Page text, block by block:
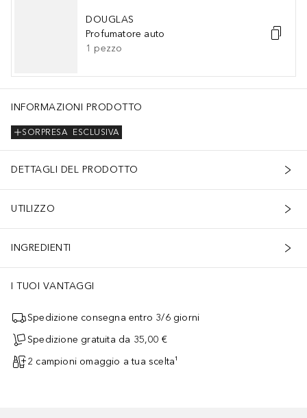
DOUGLAS
Profumatore auto
1 pezzo
INFORMAZIONI PRODOTTO
ESCLUSIVA
SORPRESA
DETTAGLI DEL PRODOTTO
UTILIZZO
INGREDIENTI
I TUOI VANTAGGI
Spedizione consegna entro 3/6 giorni
Spedizione gratuita da 35,00 €
2 campioni omaggio a tua scelta¹